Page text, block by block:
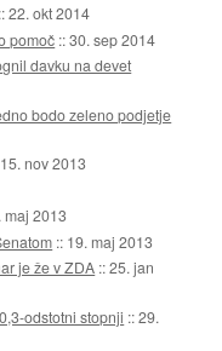
::22. okt 2014
pomoč ::30. sep 2014
davku na devet
bodo zeleno podjetje
15. nov 2013
maj 2013
:: 19. maj 2013
je že v ZDA ::25. jan
odstotni stopnji ::29.